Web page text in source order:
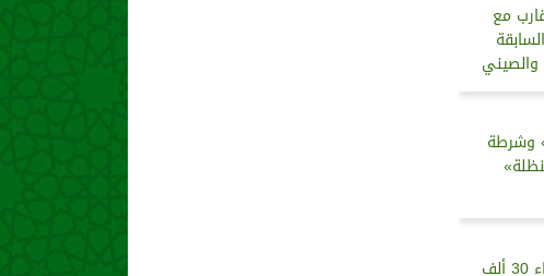
مع
والصيني
وشرطة
المارد الصيني يعلن عن بناء 30 ألف